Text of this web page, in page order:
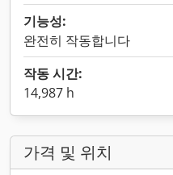
기능성:
완전히 작동합니다
작동 시간:
14,987 h
가격 및 위치